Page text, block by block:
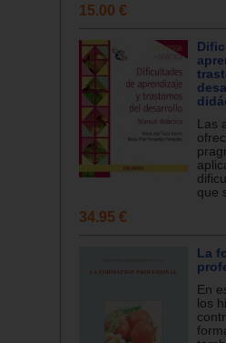
15.00 €
Las
que
34.95 €
La
En
los